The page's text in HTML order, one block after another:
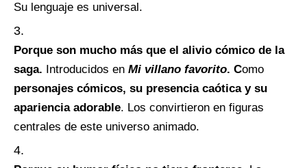
Su lenguaje es universal.
Porque son mucho más que el alivio cómico de la
saga.
Introducidos en Mi villano favorito. Como
personajes cómicos, su presencia caótica y su
apariencia adorable. Los convirtieron en figuras
centrales de este universo animado.